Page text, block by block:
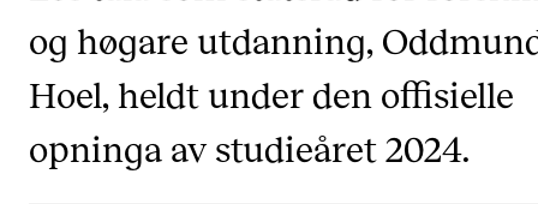
CREMAH
NordART
Prosjekter
og høgare utdanning,
Hoel, heldt under den offisielle
opninga av studieåret 2024.